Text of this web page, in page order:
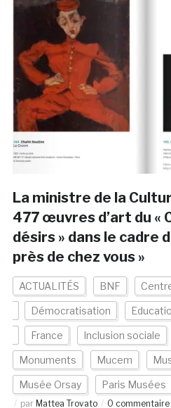
La ministre de la
477 œuvres d’art du «
désirs » dans le cadre
près de chez vous »
ACTUALITÉS BNF
Démocratisation
France Inclusion sociale
Monuments Mucem
Musée Orsay Paris Musées
par Mattea Trovato 0 commentaire